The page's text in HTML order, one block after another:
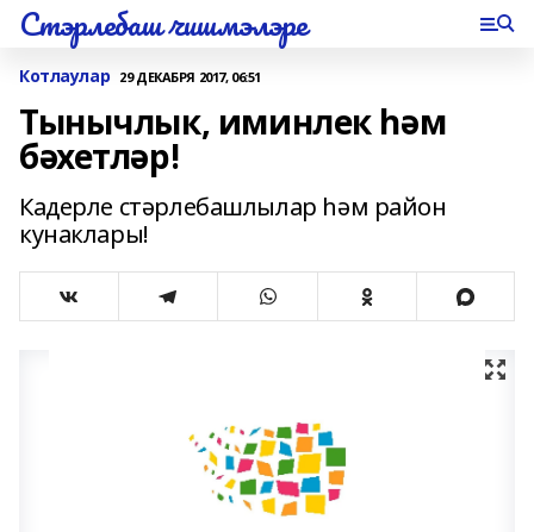
Стэрлебаш чишмэлэре
Котлаулар 29 ДЕКАБРЯ 2017, 06:51
Тынычлык, иминлек һәм
бәхетләр!
Кадерле стәрлебашлылар һәм район
кунаклары!